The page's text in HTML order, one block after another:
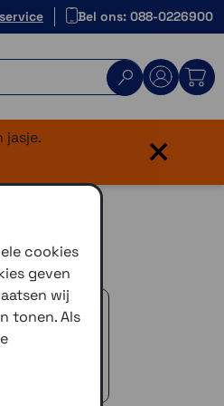
Bel ons: 088-0226900
jasje.
×
voorradig)
afhaalpunt
cookies
geven
wij
tonen. Als